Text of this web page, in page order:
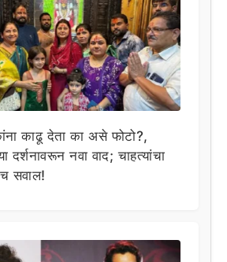
काढू देता का असे फोटो?,
दर्शनावरून नवा वाद; चाहत्यांचा
सवाल!